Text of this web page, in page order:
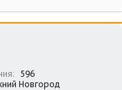
596
Новгород